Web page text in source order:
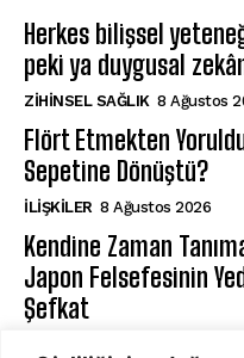
Herkes bilişsel
peki ya duygusal
ZIHINSEL SAĞLIK 8 Ağustos
Flört Etmekten
Sepetine Dönüştü?
İLIŞKILER 8 Ağustos 2026
Kendine Zaman
Japon Felsefesinin
Şefkat